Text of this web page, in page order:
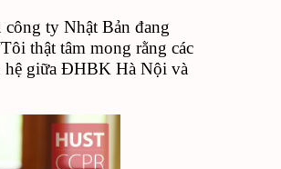
ty Nhật Bản đang
thật tâm mong rằng các
hệ giữa ĐHBK Hà Nội và